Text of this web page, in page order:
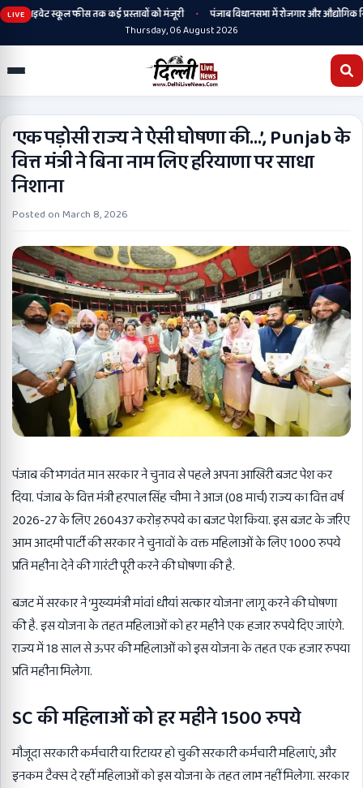
LIVE
प्राइवेट स्कूल फीस तक कई प्रस्तावों को मंजूरी •
पंजाब विधानसभा में रोजगार और औद्योगिक
Thursday, 06 August 2026
‘एक पड़ोसी राज्य ने ऐसी घोषणा की…’, Punjab के
वित्त मंत्री ने बिना नाम लिए हरियाणा पर साधा
निशाना
Posted on March 8, 2026
पंजाब कीभगवंत मानसरकार ने चुनाव से पहले अपना आखिरी बजट पेश कर
दिया. पंजाब के वित्त मंत्री हरपाल सिंह चीमा ने आज (08 मार्च) राज्य का वित्त वर्ष
2026-27 के लिए 260437 करोड़ रुपये का बजट पेश किया. इस बजट के जरिए
आम आदमी पार्टी की सरकार ने चुनावों के वक्त महिलाओं के लिए 1000 रुपये
प्रति महीना देने की गारंटी पूरी करने की घोषणा की है.
बजट में सरकार ने ‘मुख्यमंत्री मांवां धीयां सत्कार योजना’ लागू करने की घोषणा
की है. इस योजना के तहत महिलाओं को हर महीने एक हजार रुपये दिए जाएंगे.
राज्य में 18 साल से ऊपर की महिलाओं को इस योजना के तहत एक हजार रुपया
प्रति महीना मिलेगा.
SC की महिलाओं को हर महीने 1500 रुपये
मौजूदा सरकारी कर्मचारी या रिटायर हो चुकी सरकारी कर्मचारी महिलाएं, और
इनकम टैक्स दे रहीं महिलाओं को इस योजना के तहत लाभ नहीं मिलेगा. सरकार